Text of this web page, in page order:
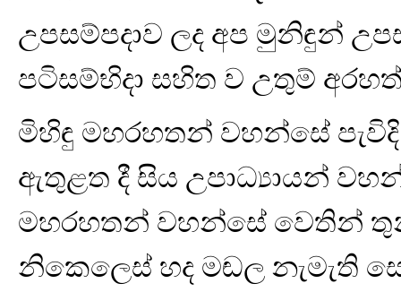
උපසම්පදාව ලද අප මුනිඳුන්
පටිසම්භිදා සහිත ව උතුම්
මිහිඳු මහරහතන් වහන්සේ
ඇතුළත දී සිය උපාධ්‍යායන්
මහරහතන් වහන්සේ වෙතින්
නිකෙලෙස් හද මඬල නැමැති